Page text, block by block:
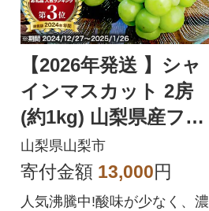
【2026年発送 】シャ
インマスカット 2房
(約1kg) 山梨県産フル
ーツ 人気のぶどう
山梨県山梨市
寄付金額 13,000円
人気沸騰中!酸味が少なく、濃